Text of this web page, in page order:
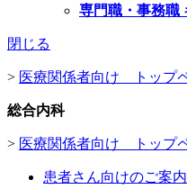
専門職・事務職
閉じる
> 医療関係者向け トップ
総合内科
> 医療関係者向け トップ
患者さん向けのご案